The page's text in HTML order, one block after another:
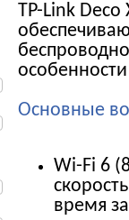
TP-Link
Основные
Wi-Fi 6
время